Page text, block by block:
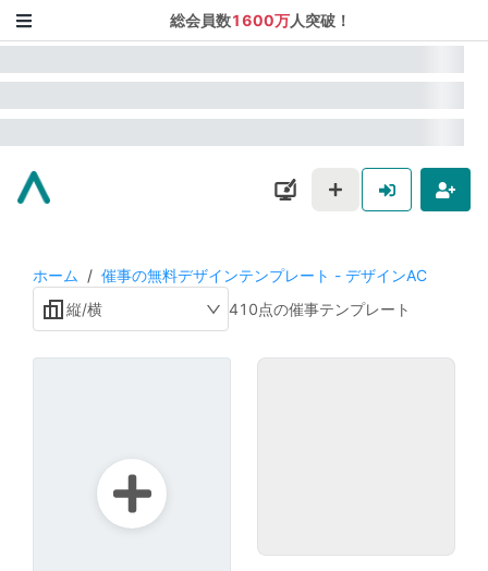
総会員数1600万人突破！
ホーム / 催事の無料デザインテンプレート - デザインAC
縦/横
410点の催事テンプレート